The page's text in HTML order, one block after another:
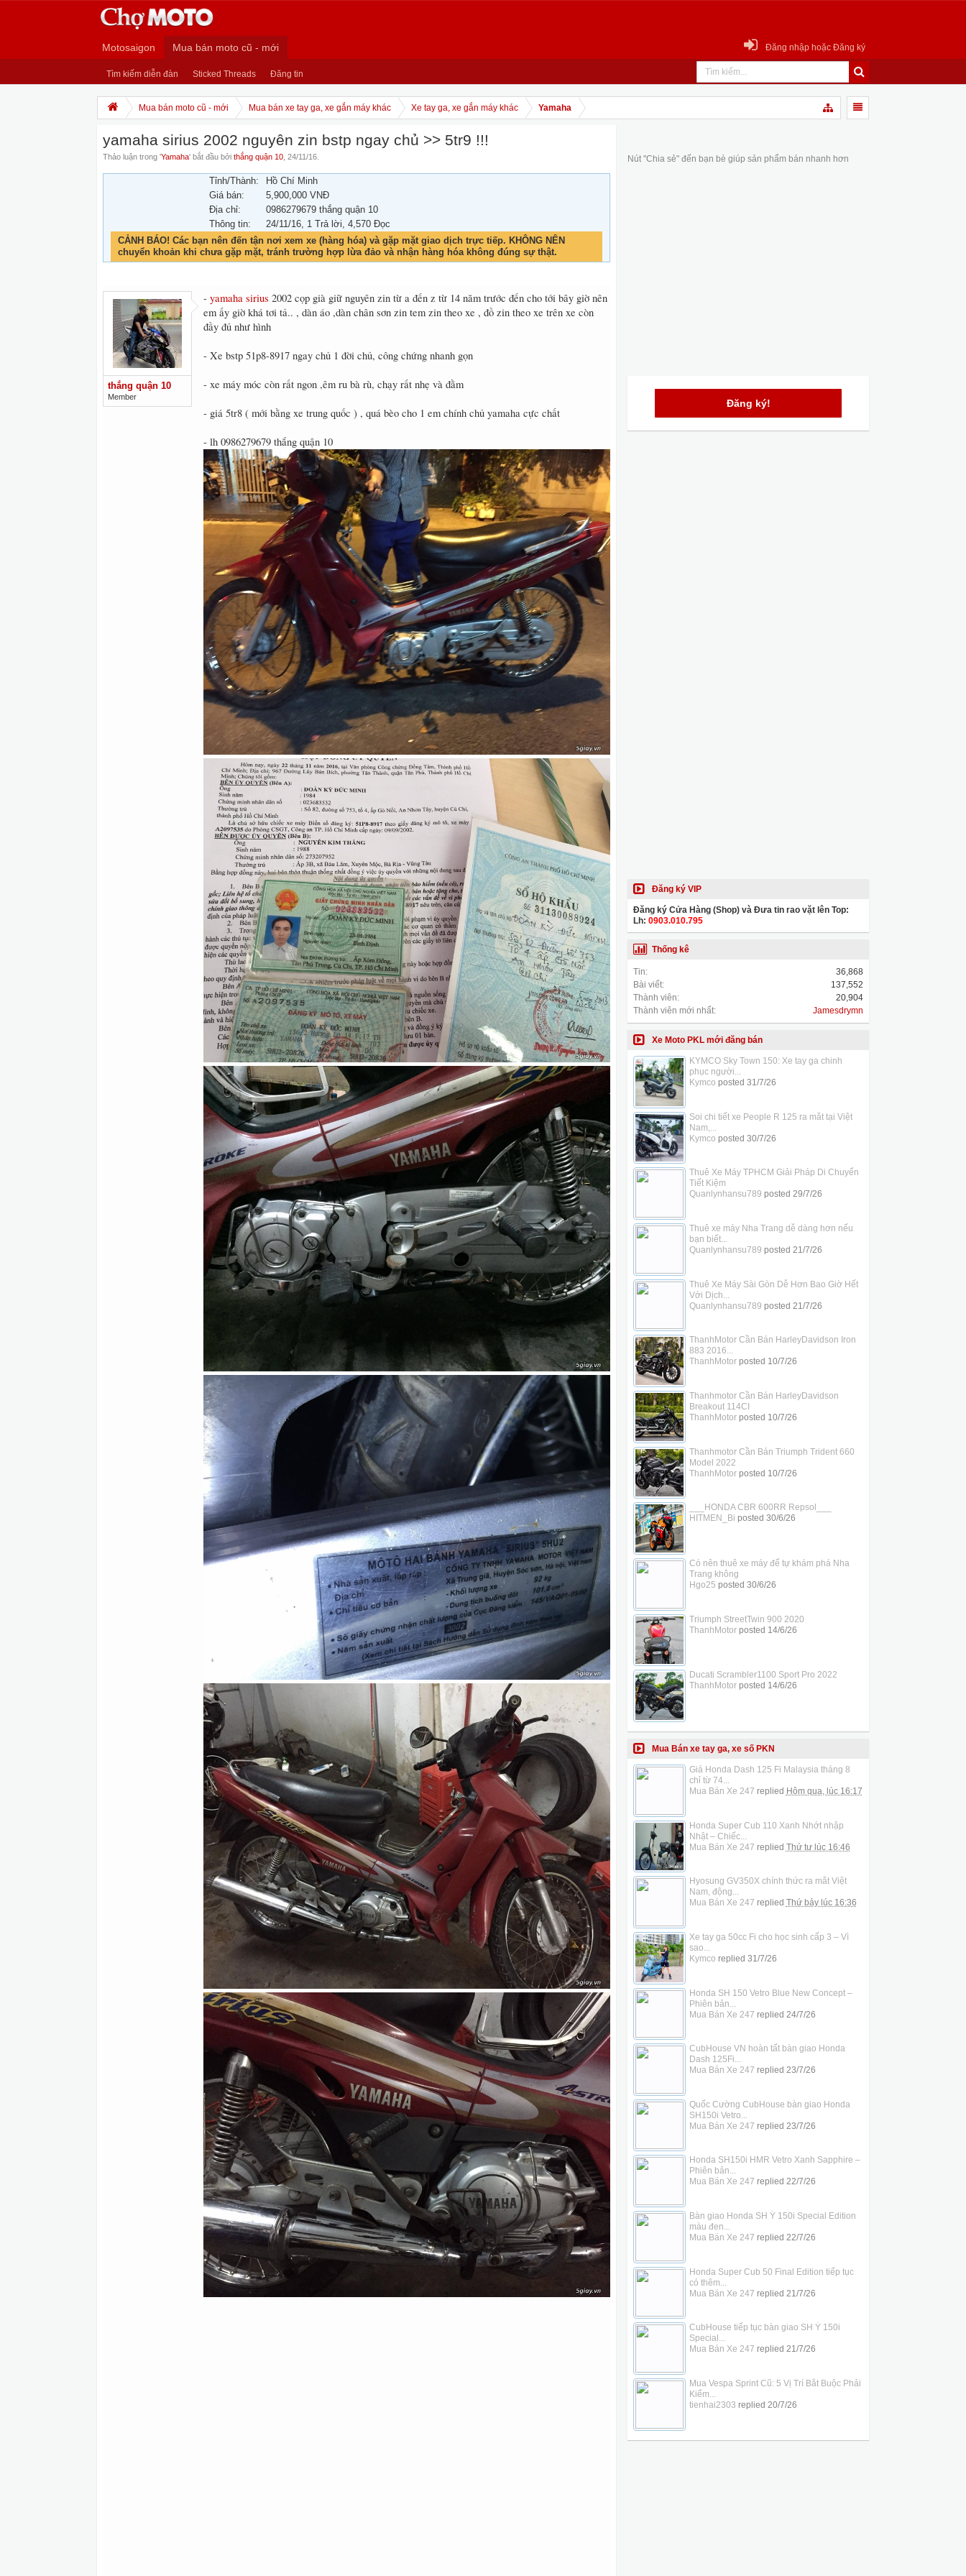
Motosaigon Mua bán moto cũ - mới
Tìm kiếm diễn đàn Sticked Threads Đăng tin
Đăng nhập hoặc Đăng ký
Mua bán moto cũ - mới Mua bán xe tay ga, xe gắn máy khác Xe tay ga, xe gắn máy khác Yamaha
yamaha sirius 2002 nguyên zin bstp ngay chủ >> 5tr9 !!!
Thảo luận trong 'Yamaha' bắt đầu bởi thắng quận 10 24/11/16
Tỉnh/Thành:
Hồ Chí Minh
Giá bán:
5,900,000 VNĐ
Địa chỉ:
0986279679 thắng quận 10
Thông tin:
24/11/16, 1 Trả lời, 4,570 Đọc
CẢNH BÁO! Các bạn nên đến tận nơi xem xe (hàng hóa) và gặp mặt giao dịch trực tiếp. KHÔNG NÊN
chuyển khoản khi chưa gặp mặt, tránh trường hợp lừa đảo và nhận hàng hóa không đúng sự thật.
thắng quận 10
Member
- yamaha sirius 2002 cọp già giữ nguyên zin từ a đến z từ 14 năm trước đến cho tới bây giờ nên
em ấy giờ khá tơi tả.. , dàn áo ,dàn chân sơn zin tem zin theo xe , đồ zin theo xe trên xe còn
đầy đủ như hình
- Xe bstp 51p8-8917 ngay chủ 1 đời chủ, công chứng nhanh gọn
- xe máy móc còn rất ngon ,êm ru bà rù, chạy rất nhẹ và đằm
- giá 5tr8 ( mới bằng xe trung quốc ) , quá bèo cho 1 em chính chủ yamaha cực chất
- lh 0986279679 thắng quận 10
Nút "Chia sẻ" đến bạn bè giúp sản phẩm bán nhanh hơn
Đăng ký!
Đăng ký VIP
Đăng ký Cửa Hàng (Shop) và Đưa tin rao vặt lên Top:
Lh: 0903.010.795
Thống kê
Tin:
36,868
Bài viết:
137,552
Thành viên:
20,904
Thành viên mới nhất:
Jamesdrymn
Xe Moto PKL mới đăng bán
KYMCO Sky Town 150: Xe tay ga chinh
phục người...
Kymco posted 31/7/26
Soi chi tiết xe People R 125 ra mắt tại Việt
Nam,...
Kymco posted 30/7/26
Thuê Xe Máy TPHCM Giải Pháp Di Chuyển
Tiết Kiệm
Quanlynhansu789 posted 29/7/26
Thuê xe máy Nha Trang dễ dàng hơn nếu
bạn biết...
Quanlynhansu789 posted 21/7/26
Thuê Xe Máy Sài Gòn Dễ Hơn Bao Giờ Hết
Với Dịch...
Quanlynhansu789 posted 21/7/26
ThanhMotor Cần Bán HarleyDavidson Iron
883 2016...
ThanhMotorposted 10/7/26
Thanhmotor Cần Bán HarleyDavidson
Breakout 114CI
ThanhMotorposted 10/7/26
Thanhmotor Cần Bán Triumph Trident 660
Model 2022
ThanhMotorposted 10/7/26
___HONDA CBR 600RR Repsol___
HITMEN_Bi posted 30/6/26
Có nên thuê xe máy để tự khám phá Nha
Trang không
Hgo25 posted 30/6/26
Triumph StreetTwin 900 2020
ThanhMotorposted 14/6/26
Ducati Scrambler1100 Sport Pro 2022
ThanhMotorposted 14/6/26
Mua Bán xe tay ga, xe số PKN
Giá Honda Dash 125 Fi Malaysia tháng 8
chỉ từ 74...
Mua Bán Xe 247 replied Hôm qua, lúc 16:17
Honda Super Cub 110 Xanh Nhớt nhập
Nhật – Chiếc...
Mua Bán Xe 247 replied Thứ tư lúc 16:46
Hyosung GV350X chính thức ra mắt Việt
Nam, động...
Mua Bán Xe 247 replied Thứ bảy lúc 16:36
Xe tay ga 50cc Fi cho học sinh cấp 3 – Vì
sao...
Kymco replied 31/7/26
Honda SH 150 Vetro Blue New Concept –
Phiên bản...
Mua Bán Xe 247 replied 24/7/26
CubHouse VN hoàn tất bàn giao Honda
Dash 125Fi...
Mua Bán Xe 247 replied 23/7/26
Quốc Cường CubHouse bàn giao Honda
SH150i Vetro...
Mua Bán Xe 247 replied 23/7/26
Honda SH150i HMR Vetro Xanh Sapphire –
Phiên bản...
Mua Bán Xe 247 replied 22/7/26
Bàn giao Honda SH Ý 150i Special Edition
màu đen...
Mua Bán Xe 247 replied 22/7/26
Honda Super Cub 50 Final Edition tiếp tục
có thêm...
Mua Bán Xe 247 replied 21/7/26
CubHouse tiếp tục bàn giao SH Ý 150i
Special...
Mua Bán Xe 247 replied 21/7/26
Mua Vespa Sprint Cũ: 5 Vị Trí Bắt Buộc Phải
Kiểm...
tienhai2303 replied 20/7/26